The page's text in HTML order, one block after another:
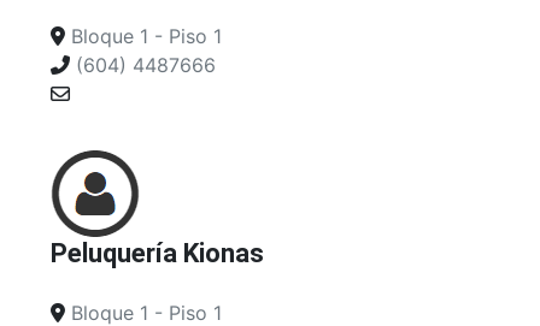
Bloque 1 - Piso 1
(604) 4487666
Peluquería Kionas
Bloque 1 - Piso 1